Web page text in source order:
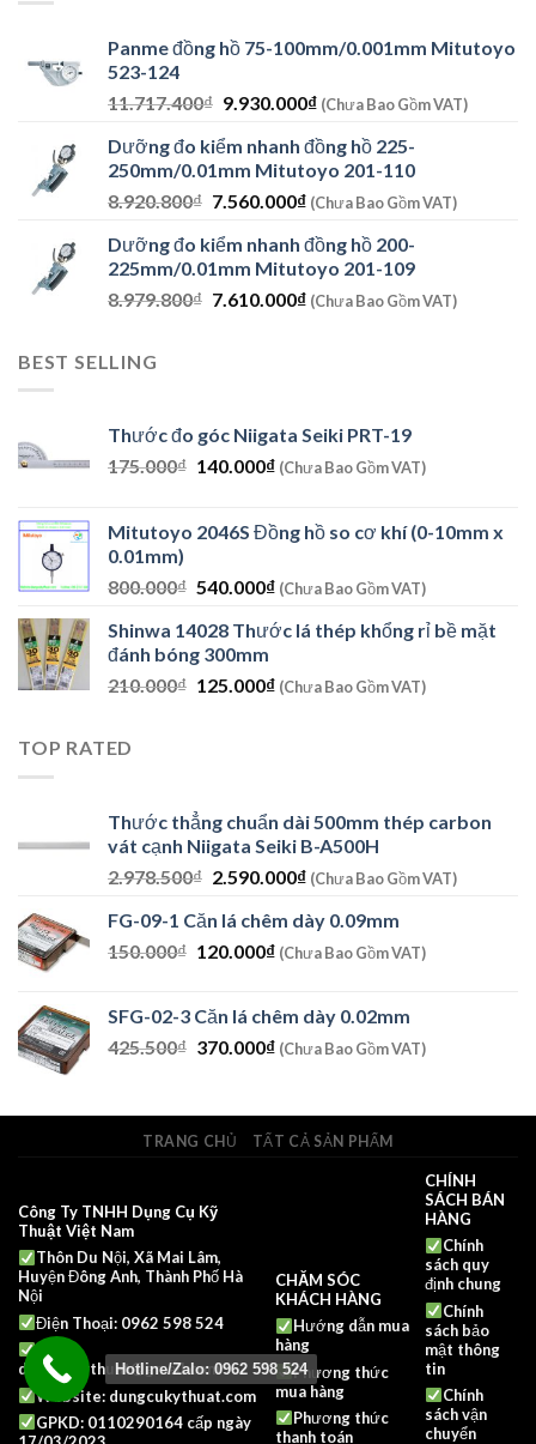
Panme đồng hồ 75-100mm/0.001mm Mitutoyo
523-124
11.717.400₫ Giá
là:
11.717.400₫.
9.930.000₫Giá
tại
là:
9.930.000₫.
(Chưa Bao Gồm VAT)
Dưỡng đo kiểm nhanh đồng hồ 225-
250mm/0.01mm Mitutoyo 201-110
8.920.800₫ Giá
là:
8.920.800₫.
7.560.000₫Giá
tại
là:
7.560.000₫.
(Chưa Bao Gồm VAT)
Dưỡng đo kiểm nhanh đồng hồ 200-
225mm/0.01mm Mitutoyo 201-109
8.979.800₫ Giá
7.610.000₫Giá
(Chưa Bao Gồm VAT)
BEST SELLING
Thước đo góc Niigata Seiki PRT-19
175.000₫ Giá
175.000₫.
140.000₫Giá
là:
(Chưa Bao Gồm VAT)
Mitutoyo 2046S Đồng hồ so cơ khí (0-10mm x
0.01mm)
800.000₫ Giá
là:
800.000₫.
540.000₫Giá
tại
540.000₫.
(Chưa Bao Gồm VAT)
Shinwa 14028 Thước lá thép khổng rỉ bề mặt
đánh bóng 300mm
210.000₫ Giá
125.000₫Giá
(Chưa Bao Gồm VAT)
TOP RATED
Thước thẳng chuẩn dài 500mm thép carbon
vát cạnh Niigata Seiki B-A500H
2.978.500₫ Giá
là:
2.978.500₫.
2.590.000₫Giá
tại
là:
(Chưa Bao Gồm VAT)
FG-09-1 Căn lá chêm dày 0.09mm
150.000₫ Giá
150.000₫.
120.000₫Giá
là:
120.000₫.
(Chưa Bao Gồm VAT)
SFG-02-3 Căn lá chêm dày 0.02mm
425.500₫ Giá
425.500₫.
370.000₫Giá
là:
370.000₫.
(Chưa Bao Gồm VAT)
TRANG CHỦ TẤT CẢ SẢN PHẨM
Công Ty TNHH Dụng Cụ Kỹ
Thuật Việt Nam
Thôn Du Nội, Xã Mai Lâm,
Huyện Đông Anh, Thành Phố Hà
Nội
Điện Thoại: 0962 598 524
Mail:
dungcukythuat@gmail.com
Website: dungcukythuat.com
GPKD: 0110290164 cấp ngày
CHĂM SÓC
KHÁCH HÀNG
Hướng dẫn mua
hàng
Phương thức
mua hàng
Phương thức
thanh toán
CHÍNH
SÁCH BÁN
HÀNG
Chính
sách quy
định chung
Chính
sách bảo
mật thông
tin
Chính
sách vận
chuyển
Hotline/Zalo: 0962 598 524